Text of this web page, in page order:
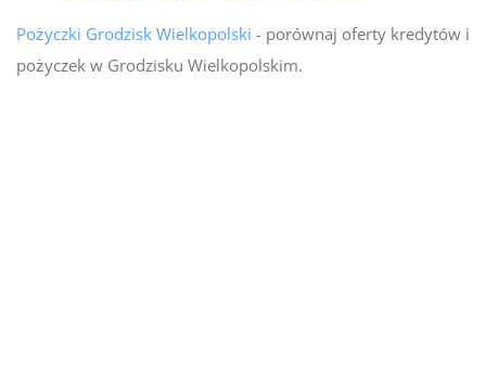
Pożyczki Grodzisk Wielkopolski - porównaj oferty kredytów i
pożyczek w Grodzisku Wielkopolskim.